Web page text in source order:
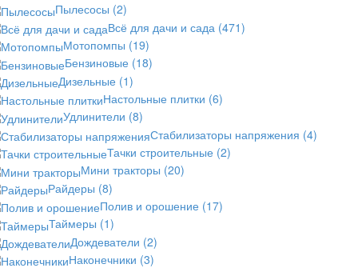
Пылесосы (2)
Всё для дачи и сада (471)
Мотопомпы (19)
Бензиновые (18)
Дизельные (1)
Настольные плитки (6)
Удлинители (8)
Стабилизаторы напряжения (4)
Тачки строительные (2)
Мини тракторы (20)
Райдеры (8)
Полив и орошение (17)
Таймеры (1)
Дождеватели (2)
Наконечники (3)